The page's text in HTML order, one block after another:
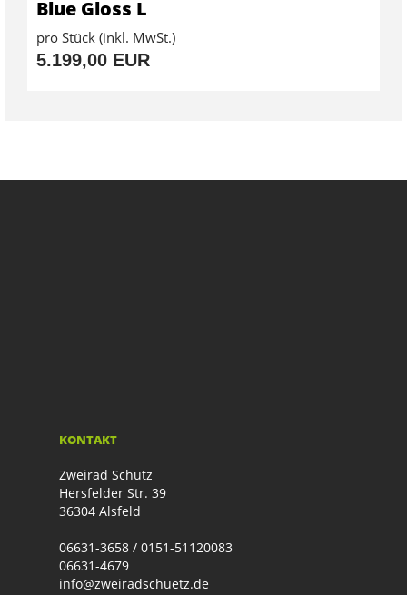
Blue Gloss L
pro Stück (inkl. MwSt.)
5.199,00 EUR
KONTAKT
Zweirad Schütz
Hersfelder Str. 39
36304 Alsfeld
06631-3658 / 0151-51120083
06631-4679
info@zweiradschuetz.de